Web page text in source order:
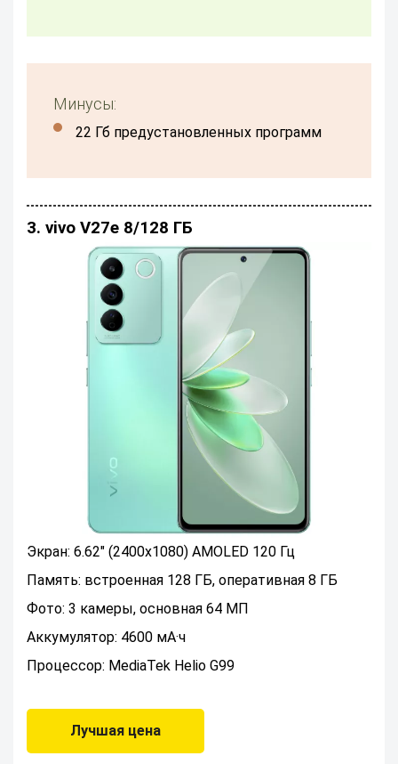
Минусы:
22 Гб предустановленных программ
3. vivo V27e 8/128 ГБ
Экран: 6.62" (2400x1080) AMOLED 120 Гц
Память: встроенная 128 ГБ, оперативная 8 ГБ
Фото: 3 камеры, основная 64 МП
Аккумулятор: 4600 мА·ч
Процессор: MediaTek Helio G99
Лучшая цена